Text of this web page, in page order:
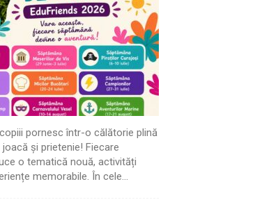
pornesc într-o călătorie plină
și prietenie! Fiecare
o tematică nouă, activități
memorabile. În cele...